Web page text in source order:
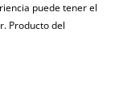
puede tener el
Producto del